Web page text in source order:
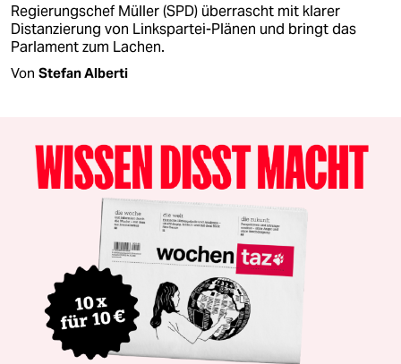
Regierungschef Müller (SPD) überrascht mit klarer
Distanzierung von Linkspartei-Plänen und bringt das
Parlament zum Lachen.
Von Stefan Alberti